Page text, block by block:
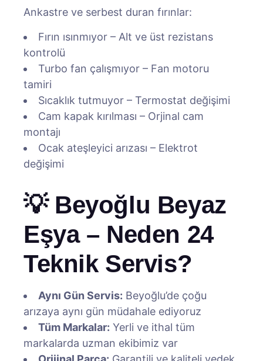
Ankastre ve serbest duran fırınlar:
Fırın ısınmıyor – Alt ve üst rezistans
kontrolü
Turbo fan çalışmıyor – Fan motoru
tamiri
Sıcaklık tutmuyor – Termostat değişimi
Cam kapak kırılması – Orjinal cam
montajı
Ocak ateşleyici arızası – Elektrot
değişimi
💡 Beyoğlu Beyaz
Eşya – Neden 24
Teknik Servis?
Aynı Gün Servis: Beyoğlu’de çoğu
arızaya aynı gün müdahale ediyoruz
Tüm Markalar: Yerli ve ithal tüm
markalarda uzman ekibimiz var